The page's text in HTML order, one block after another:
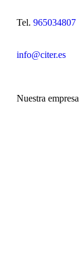
Tel. 965034807
info@citer.es
Nuestra empresa